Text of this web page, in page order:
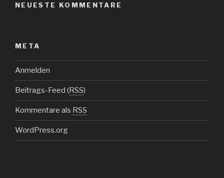
NEUESTE KOMMENTARE
META
Anmelden
Beitrags-Feed (RSS)
Kommentare als RSS
WordPress.org